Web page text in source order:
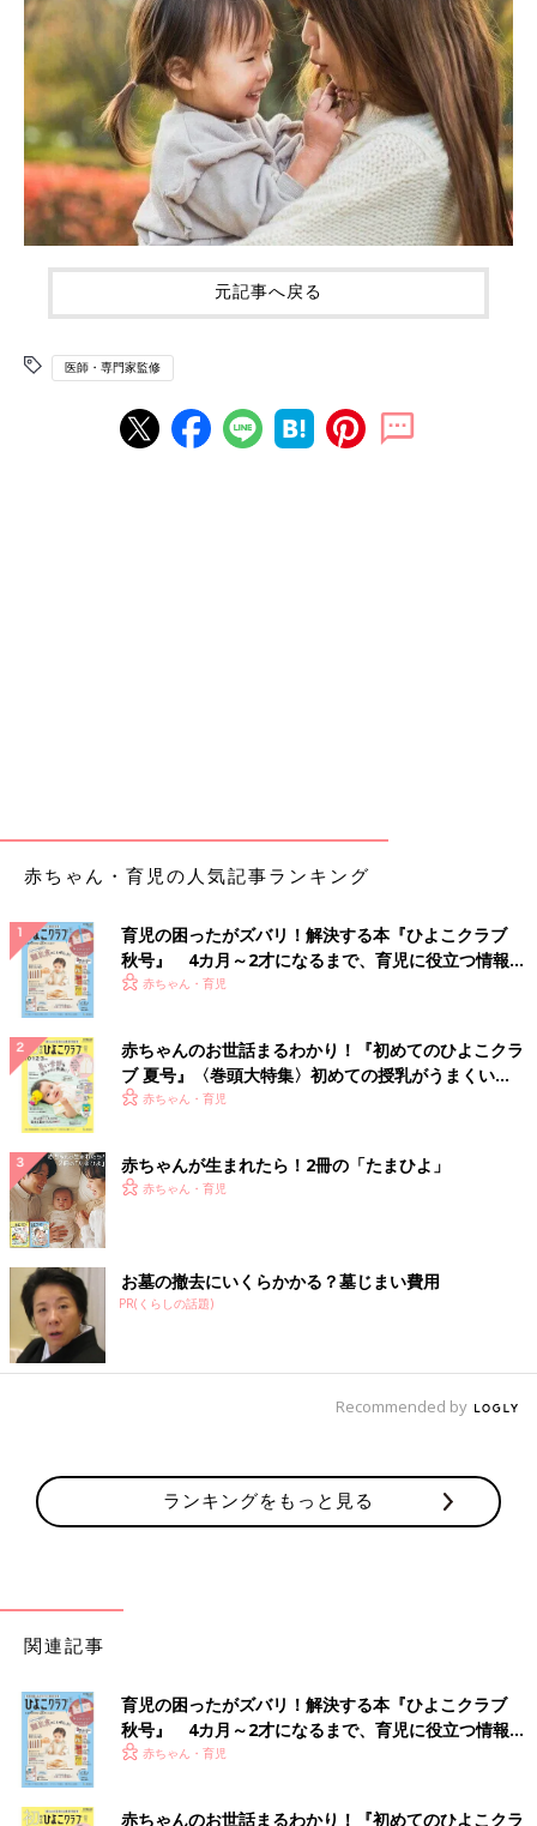
元記事へ戻る
医師・専門家監修
赤ちゃん・育児の人気記事ランキング
育児の困ったがズバリ！解決する本『ひよこクラブ
秋号』 4カ月～2才になるまで、育児に役立つ情報が
いっぱい！
赤ちゃん・育児
赤ちゃんのお世話まるわかり！『初めてのひよこクラ
ブ 夏号』〈巻頭大特集〉初めての授乳がうまくい
く！ おっぱい・ミルクの基本と夏のトラブル 解決テ
赤ちゃん・育児
赤ちゃんが生まれたら！2冊の「たまひよ」
赤ちゃん・育児
お墓の撤去にいくらかかる？墓じまい費用
PR(くらしの話題)
Recommended by
ランキングをもっと見る
関連記事
育児の困ったがズバリ！解決する本『ひよこクラブ
秋号』 4カ月～2才になるまで、育児に役立つ情報が
いっぱい！
赤ちゃん・育児
赤ちゃんのお世話まるわかり！『初めてのひよこクラ